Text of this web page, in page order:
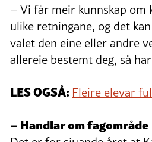
– Vi får meir kunnskap om
ulike retningane, og det
valet den eine eller andre
allereie bestemt deg, så
LES OGSÅ: Fleire elevar
– Handlar om fagområde